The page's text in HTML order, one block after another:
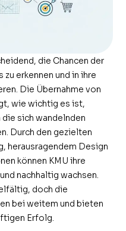
die Chancen der
erkennen und in ihre
Die Übernahme von
wie wichtig es ist,
sich wandelnden
Durch den gezielten
herausragendem Design
können KMU ihre
nachhaltig wachsen.
doch die
bei weitem und bieten
Erfolg.